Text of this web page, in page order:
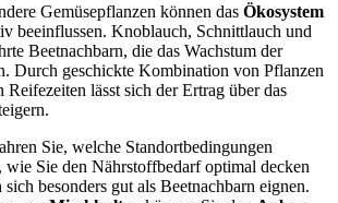
Gemüsepflanzen können das Ökosystem
beeinflussen. Knoblauch, Schnittlauch und
Beetnachbarn, die das Wachstum der
Durch geschickte Kombination von Pflanzen
Reifezeiten lässt sich der Ertrag über das
Sie, welche Standortbedingungen
Sie den Nährstoffbedarf optimal decken
besonders gut als Beetnachbarn eignen.